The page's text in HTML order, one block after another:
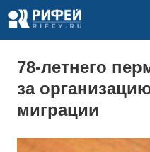
78-летнего
за
миграции